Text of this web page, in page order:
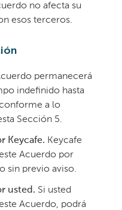
no afecta su
esos terceros.
permanecerá
indefinido hasta
a lo
Sección 5.
Keycafe. Keycafe
Acuerdo por
sin previo aviso.
usted. Si usted
Acuerdo, podrá